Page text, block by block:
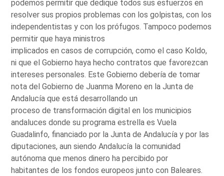
podemos permitir que dedique todos sus esfuerzos en
resolver sus propios problemas con los golpistas, con los
independentistas y con los prófugos. Tampoco podemos
permitir que haya ministros
implicados en casos de corrupción, como el caso Koldo,
ni que el Gobierno haya hecho contratos que favorezcan
intereses personales. Este Gobierno debería de tomar
nota del Gobierno de Juanma Moreno en la Junta de
Andalucía que está desarrollando un
proceso de transformación digital en los municipios
andaluces donde su programa estrella es Vuela
Guadalinfo, financiado por la Junta de Andalucía y por las
diputaciones, aun siendo Andalucía la comunidad
autónoma que menos dinero ha percibido por
habitantes de los fondos europeos junto con Baleares.